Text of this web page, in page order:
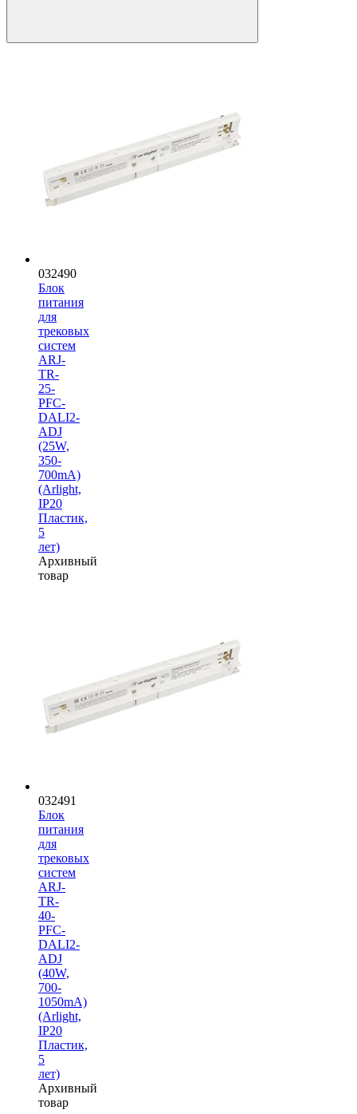
032490
Блок
питания
для
трековых
систем
ARJ-
TR-
25-
PFC-
DALI2-
ADJ
(25W,
350-
700mA)
(Arlight,
IP20
Пластик,
5
лет)
Архивный
товар
032491
Блок
питания
для
трековых
систем
ARJ-
TR-
40-
PFC-
DALI2-
ADJ
(40W,
700-
1050mA)
(Arlight,
IP20
Пластик,
5
лет)
Архивный
товар